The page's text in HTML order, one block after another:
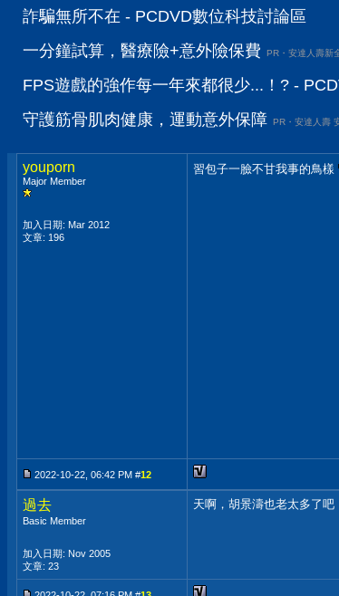
詐騙無所不在 - PCDVD數位科技討論區
一分鐘試算，醫療險+意外險保費
PR・安達人壽新
FPS遊戲的強作每一年來都很少...！? -
守護筋骨肌肉健康，運動意外保障 PR・安達人壽
youporn
Major Member
加入日期: Mar 2012
文章: 196
習包子一臉不甘我事的鳥樣
2022-10-22, 06:42 PM #12
過去
Basic Member
加入日期: Nov 2005
文章: 23
天啊，胡景濤也老太多了吧